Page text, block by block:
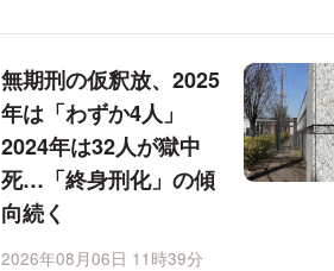
無期刑の仮釈放、2025
年は「わずか4人」
2024年は32人が獄中
死…「終身刑化」の傾
向続く
2026年08月06日 11時39分